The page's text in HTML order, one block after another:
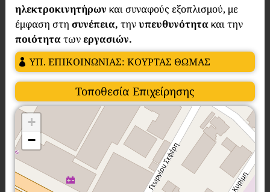
ηλεκτροκινητήρων και συναφούς εξοπλισμού, με
έμφαση στη συνέπεια, τηνυπευθυνότητακαι την
ποιότητατωνεργασιών.
ΥΠ. ΕΠΙΚΟΙΝΩΝΙΑΣ: ΚΟΥΡΤΑΣ ΘΩΜΑΣ
Τοποθεσία Επιχείρησης
+
−